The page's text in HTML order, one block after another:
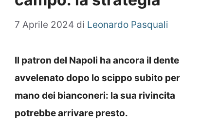
7 Aprile 2024 di Leonardo Pasquali
Il patron del Napoli ha ancora il dente
avvelenato dopo lo scippo subito per
mano dei bianconeri: la sua rivincita
potrebbe arrivare presto.